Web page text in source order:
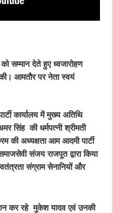
सम्मान देते हुए ध्वजारोहण
आमतौर पर नेता स्वयं
कार्यालय में मुख्य अतिथि
सिंह की धर्मपत्नी श्रीमती
की अध्यक्षता आम आदमी पार्टी
संजय राजपूत द्वारा किया
संग्राम सेनानियों और
कर रहे मुकेश यादव एवं उनकी